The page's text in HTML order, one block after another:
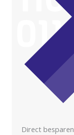
Direct